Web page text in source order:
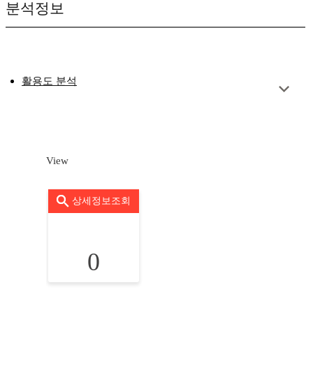
분석정보
활용도 분석
View
상세정보조회
0